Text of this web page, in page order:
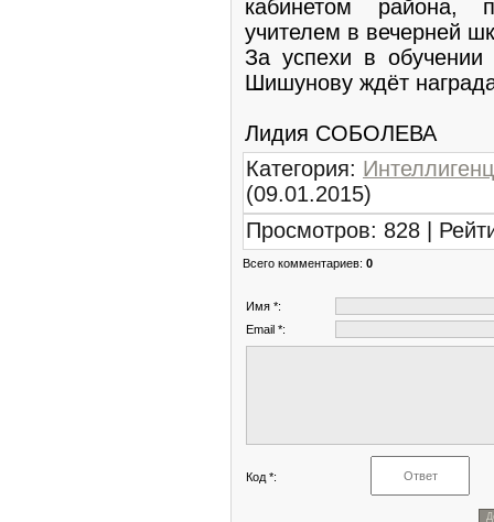
кабинетом района,
учителем в вечерней
За успехи в
Шишунову ждёт
Лидия СОБОЛЕВА
Категория:
(09.01.2015)
Просмотров: 828 |
Всего комментариев: 0
Имя *:
Email *:
Код *: